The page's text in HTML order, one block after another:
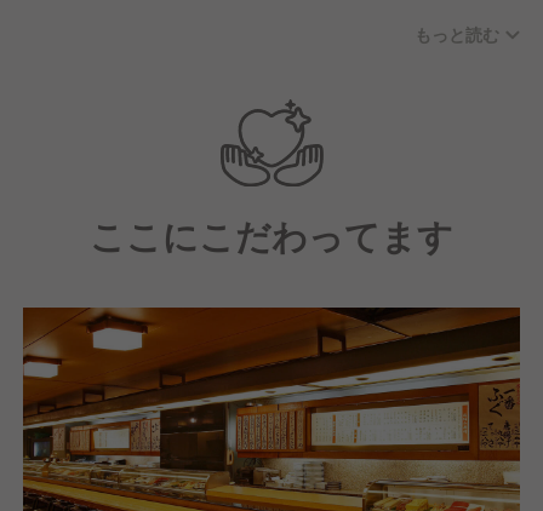
「和」の技術を学びたい人：本格的な寿司や懐石料理
人と接するのが好きな人：マニュアルを超えた「おも
てなし」を重視するため、お客様の喜びを自分の活力
安定して長く働きたい人：飲食業界では珍しい手厚い
福利厚生（寮や家族支援）に魅力を感じ、腰を据えて
もっと読む
ここにこだわってます